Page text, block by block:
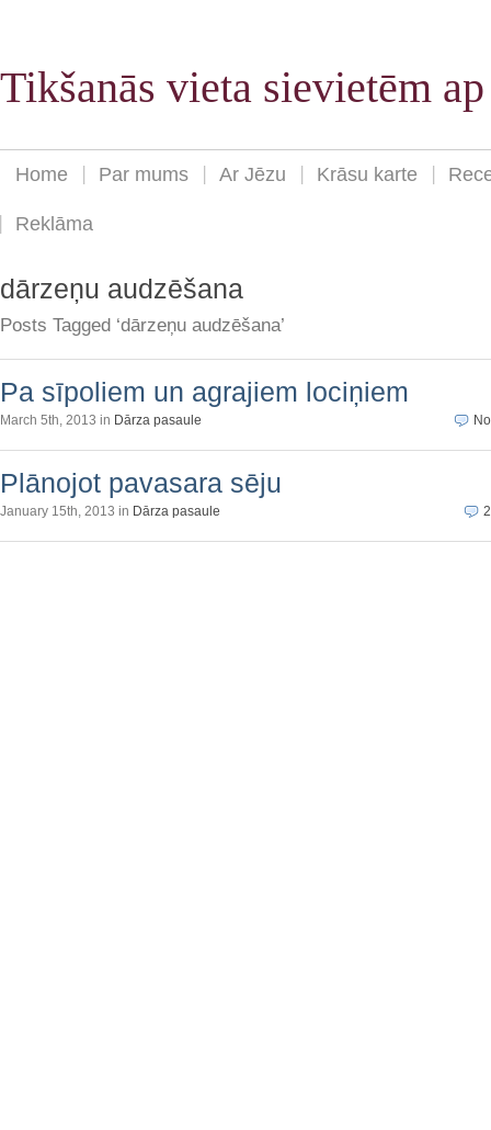
Tikšanās vieta sievietēm
Home Par mums Ar Jēzu Krāsu karte
Reklāma
dārzeņu audzēšana
Posts Tagged ‘dārzeņu audzēšana’
Pa sīpoliem un agrajiem lociņiem
March 5th, 2013 in Dārza pasaule
Plānojot pavasara sēju
January 15th, 2013 in Dārza pasaule